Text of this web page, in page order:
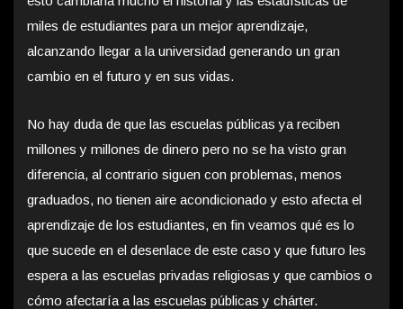
miles de estudiantes para un mejor aprendizaje,
alcanzando llegar a la universidad generando un gran
cambio en el futuro y en sus vidas.
No hay duda de que las escuelas públicas ya reciben
millones y millones de dinero pero no se ha visto gran
diferencia, al contrario siguen con problemas, menos
graduados, no tienen aire acondicionado y esto afecta el
aprendizaje de los estudiantes, en fin veamos qué es lo
que sucede en el desenlace de este caso y que futuro les
espera a las escuelas privadas religiosas y que cambios o
cómo afectaría a las escuelas públicas y chárter.